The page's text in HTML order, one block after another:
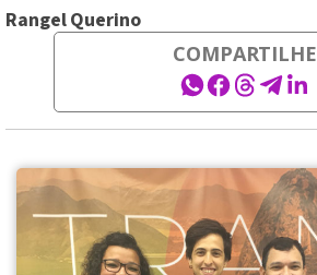
Rangel Querino
COMPARTILHE